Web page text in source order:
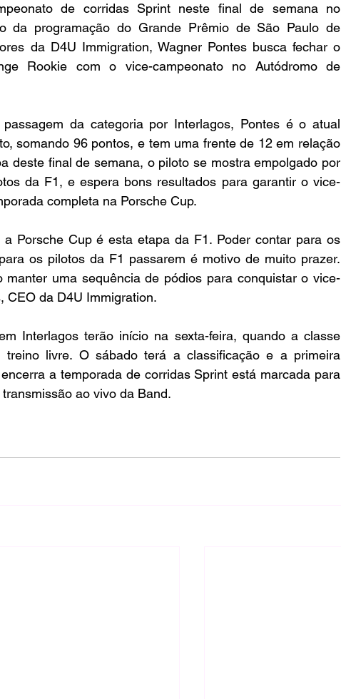
de corridas Sprint neste final de semana no
da programação do Grande Prêmio de São Paulo de
da D4U Immigration, Wagner Pontes busca fechar o
Rookie com o vice-campeonato no Autódromo de
da categoria por Interlagos, Pontes é o atual
somando 96 pontos, e tem uma frente de 12 em relação
deste final de semana, o piloto se mostra empolgado por
da F1, e espera bons resultados para garantir o vice-
completa na Porsche Cup.
Porsche Cup é esta etapa da F1. Poder contar para os
os pilotos da F1 passarem é motivo de muito prazer.
uma sequência de pódios para conquistar o vice-
CEO da D4U Immigration.
Interlagos terão início na sexta-feira, quando a classe
treino livre. O sábado terá a classificação e a primeira
a temporada de corridas Sprint está marcada para
ao vivo da Band.